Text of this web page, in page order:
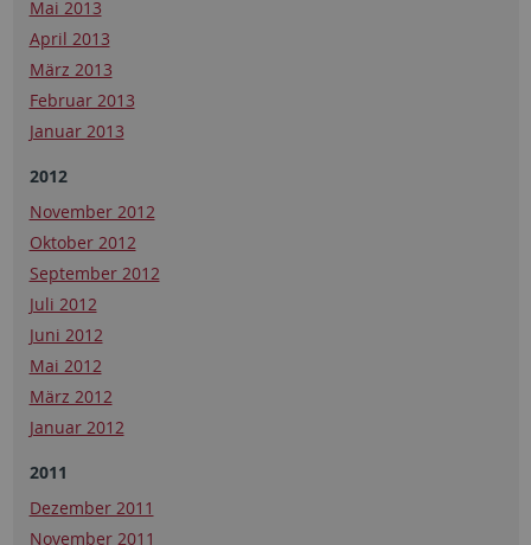
Mai 2013
April 2013
März 2013
Februar 2013
Januar 2013
2012
November 2012
Oktober 2012
September 2012
Juli 2012
Juni 2012
Mai 2012
März 2012
Januar 2012
2011
Dezember 2011
November 2011